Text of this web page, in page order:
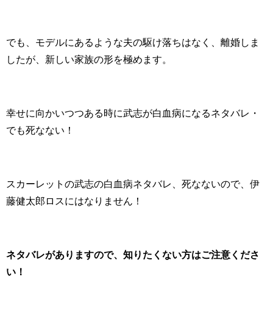
でも、モデルにあるような夫の駆け落ちはなく、離婚しま
したが、新しい家族の形を極めます。
幸せに向かいつつある時に武志が白血病になるネタバレ・
でも死なない！
スカーレットの武志の白血病ネタバレ、死なないので、伊
藤健太郎ロスにはなりません！
ネタバレがありますので、知りたくない方はご注意くださ
い！